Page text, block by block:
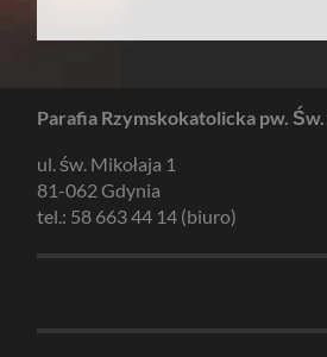
Parafia Rzymskokatolicka pw. Św.
ul. św. Mikołaja 1
81-062 Gdynia
tel.: 58 663 44 14 (biuro)